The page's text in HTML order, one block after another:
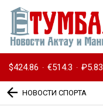
$424.86 · €514.3 · ₽5.83
НОВОСТИ СПОРТА